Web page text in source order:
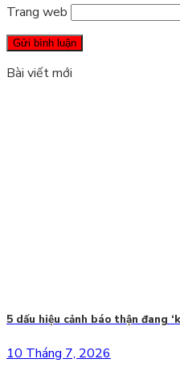
Trang web
Bài viết mới
5 dấu hiệu cảnh báo thận đang
10 Tháng 7, 2026